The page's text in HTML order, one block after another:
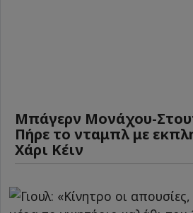
Μπάγερν Μονάχου-
Πήρε το νταμπλ με
Χάρι Κέιν